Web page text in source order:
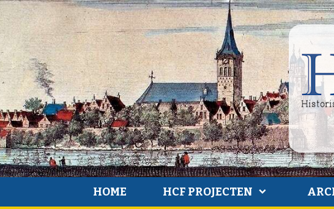
HOME HCF PROJECTEN